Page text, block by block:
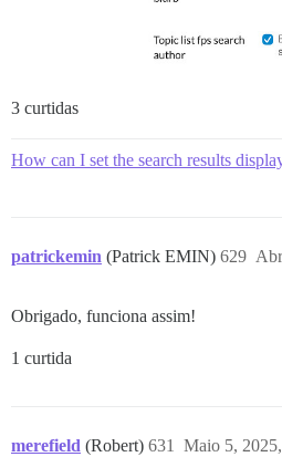
3 curtidas
How can I set the search results
patrickemin (Patrick EMIN) 629
Obrigado, funciona assim!
1 curtida
merefield (Robert) Maio 5,
631